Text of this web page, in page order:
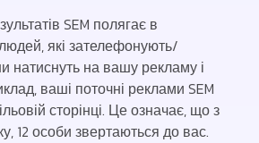
SEM полягає в
які зателефонують/
натиснуть на вашу рекламу і
ваші поточні реклами SEM
сторінці. Це означає, що з
12 особи звертаються до вас.